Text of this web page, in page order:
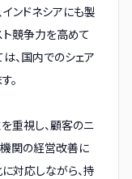
ンドネシアにも製
競争力を高めて
、国内でのシェア
。
重視し、顧客のニ
関の経営改善に
対応しながら、持